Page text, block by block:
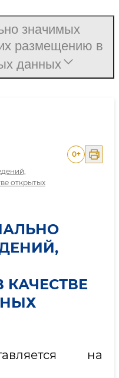
открытых
0+
на
значимых
размещению в
данных